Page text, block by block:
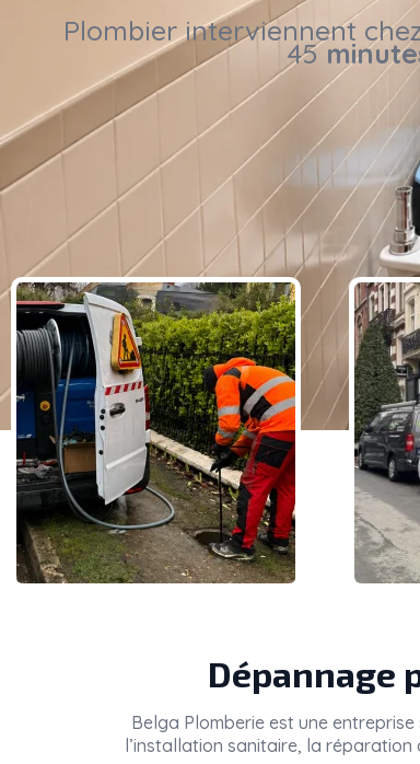
Plombier interviennent
45
Dépannage
Belga Plomberieest une entreprise
l’installation sanitaire, la